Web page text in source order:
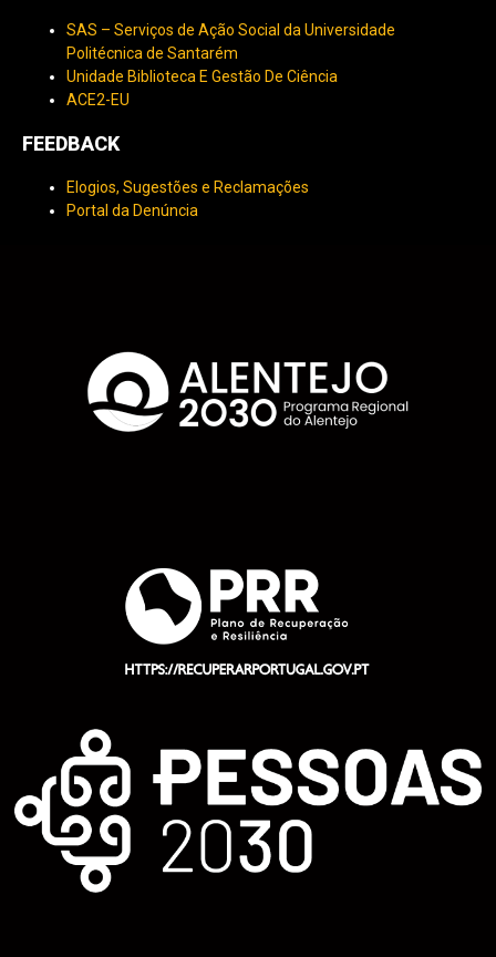
SAS – Serviços de Ação Social da Universidade
Politécnica de Santarém
Unidade Biblioteca E Gestão De Ciência
ACE2-EU
FEEDBACK
Elogios, Sugestões e Reclamações
Portal da Denúncia